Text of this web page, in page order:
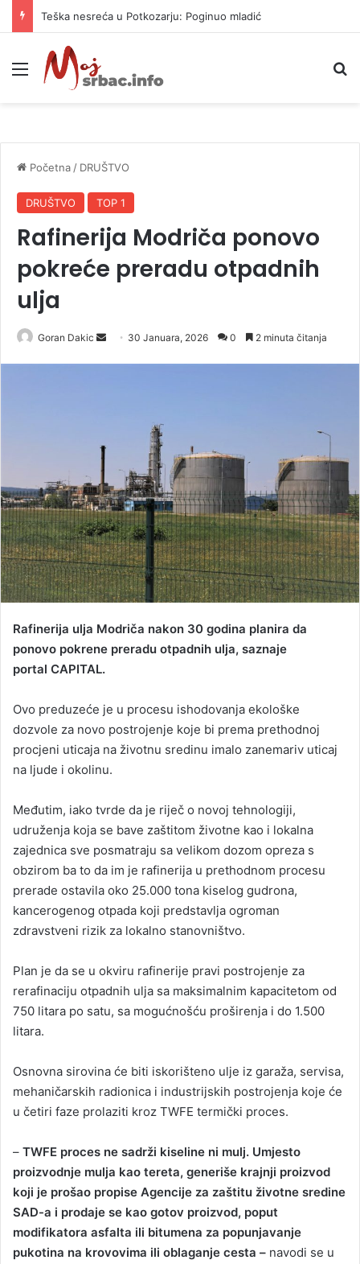
Teška nesreća u Potkozarju: Poginuo mladić
Meni
Početna / DRUŠTVO
DRUŠTVO TOP 1
Rafinerija Modriča ponovo
pokreće preradu otpadnih
ulja
Goran Dakic
a
i
l
30 Januara, 2026 0 2 minuta čitanja
Rafinerija ulja Modriča nakon 30 godina planira da
ponovo pokrene preradu otpadnih ulja, saznaje
portal CAPITAL.
Ovo preduzeće je u procesu ishodovanja ekološke
dozvole za novo postrojenje koje bi prema prethodnoj
procjeni uticaja na životnu sredinu imalo zanemariv uticaj
na ljude i okolinu.
Međutim, iako tvrde da je riječ o novoj tehnologiji,
udruženja koja se bave zaštitom životne kao i lokalna
zajednica sve posmatraju sa velikom dozom opreza s
obzirom ba to da im je rafinerija u prethodnom procesu
prerade ostavila oko 25.000 tona kiselog gudrona,
kancerogenog otpada koji predstavlja ogroman
zdravstveni rizik za lokalno stanovništvo.
Plan je da se u okviru rafinerije pravi postrojenje za
rerafinaciju otpadnih ulja sa maksimalnim kapacitetom od
750 litara po satu, sa mogućnošću proširenja i do 1.500
litara.
Osnovna sirovina će biti iskorišteno ulje iz garaža, servisa,
mehaničarskih radionica i industrijskih postrojenja koje će
u četiri faze prolaziti kroz TWFE termički proces.
– TWFE proces ne sadrži kiseline ni mulj. Umjesto
proizvodnje mulja kao tereta, generiše krajnji proizvod
koji je prošao propise Agencije za zaštitu životne sredine
SAD-a i prodaje se kao gotov proizvod, poput
modifikatora asfalta ili bitumena za popunjavanje
pukotina na krovovima ili oblaganje cesta – navodi se u